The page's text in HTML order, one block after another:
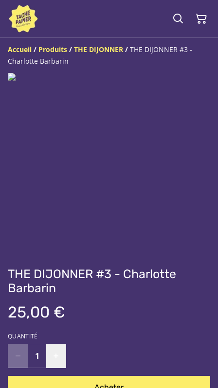
Accueil / Produits / THE DIJONNER / THE DIJONNER #3 -
Charlotte Barbarin
THE DIJONNER #3 - Charlotte
Barbarin
25,00 €
QUANTITÉ